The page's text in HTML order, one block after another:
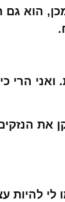
הוא
הרי
אז ייקח לי בערך 3 שנים
להיות